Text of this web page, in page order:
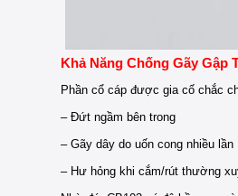
Khả Năng Chống Gãy Gập
Phần cổ cáp được gia cố chắc
– Đứt ngầm bên trong
– Gãy dây do uốn cong nhiều lần
– Hư hỏng khi cắm/rút thường